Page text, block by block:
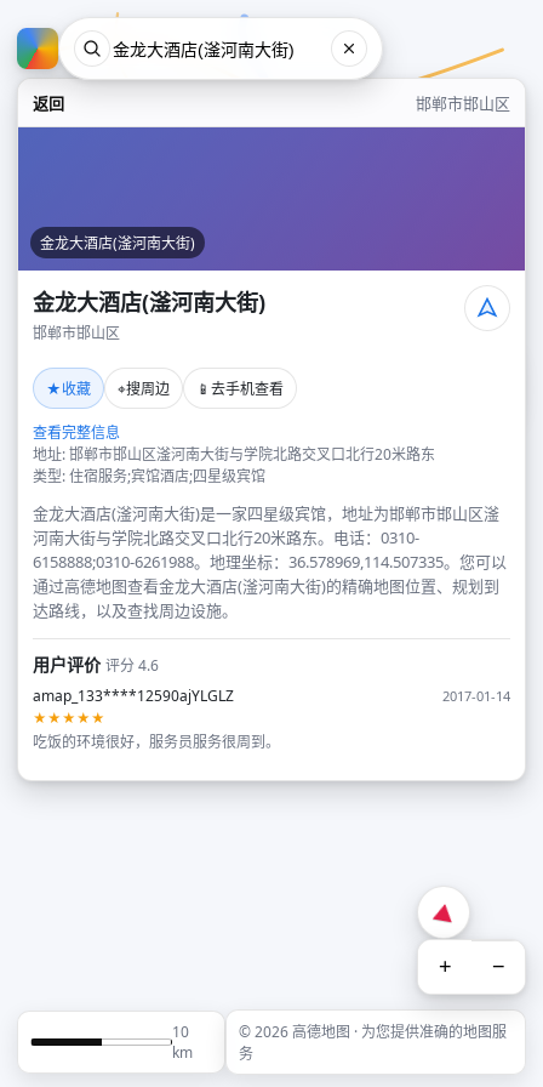
返回 邯郸市邯山区
金龙大酒店(滏河南大街)
金龙大酒店(滏河南大街)
邯郸市邯山区
★收藏 ⌖搜周边 📱 去手机查看
查看完整信息
地址: 邯郸市邯山区滏河南大街与学院北路交叉口北行20米路东
类型: 住宿服务;宾馆酒店;四星级宾馆
金龙大酒店(滏河南大街)是一家四星级宾馆，地址为邯郸市邯山区滏
河南大街与学院北路交叉口北行20米路东。电话：0310-
6158888;0310-6261988。地理坐标：36.578969,114.507335。您可以
通过高德地图查看金龙大酒店(滏河南大街)的精确地图位置、规划到
达路线，以及查找周边设施。
用户评价评分 4.6
amap_133****12590ajYLGLZ
2017-01-14
★★★★★
吃饭的环境很好，服务员服务很周到。
+ −
10
km
© 2026 高德地图 · 为您提供准确的地图服
务